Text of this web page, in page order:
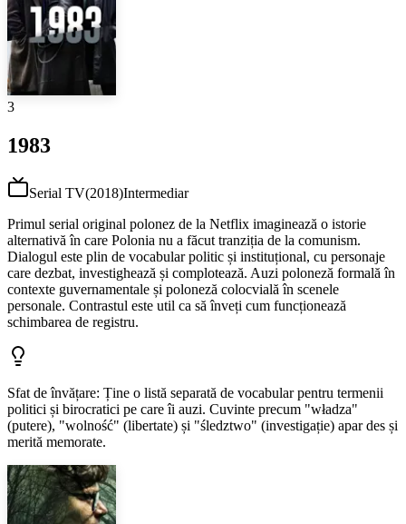
3
1983
Serial TV(2018)Intermediar
Primul serial original polonez de la Netflix imaginează o istorie
alternativă în care Polonia nu a făcut tranziția de la comunism.
Dialogul este plin de vocabular politic și instituțional, cu personaje
care dezbat, investighează și complotează. Auzi poloneză formală în
contexte guvernamentale și poloneză colocvială în scenele
personale. Contrastul este util ca să înveți cum funcționează
schimbarea de registru.
Sfat de învățare: Ține o listă separată de vocabular pentru termenii
politici și birocratici pe care îi auzi. Cuvinte precum "władza"
(putere), "wolność" (libertate) și "śledztwo" (investigație) apar des și
merită memorate.